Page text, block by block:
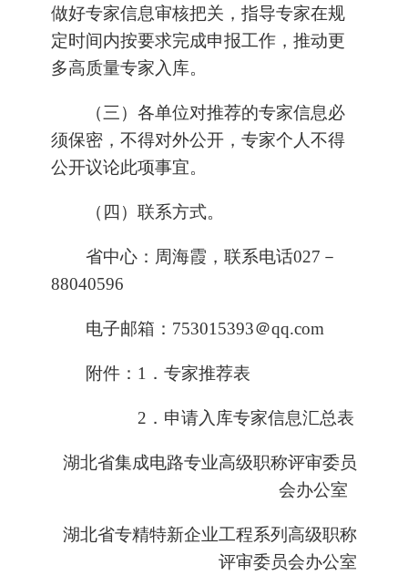
做好专家信息审核把关，指导专家在规
定时间内按要求完成申报工作，推动更
多高质量专家入库。
（三）各单位对推荐的专家信息必
须保密，不得对外公开，专家个人不得
公开议论此项事宜。
（四）联系方式。
省中心：周海霞，联系电话027－
88040596
电子邮箱：753015393＠qq.com
附件：1． 专家推荐表
2． 申请入库专家信息汇总表
湖北省集成电路专业高级职称评审委员
会办公室
湖北省专精特新企业工程系列高级职称
评审委员会办公室